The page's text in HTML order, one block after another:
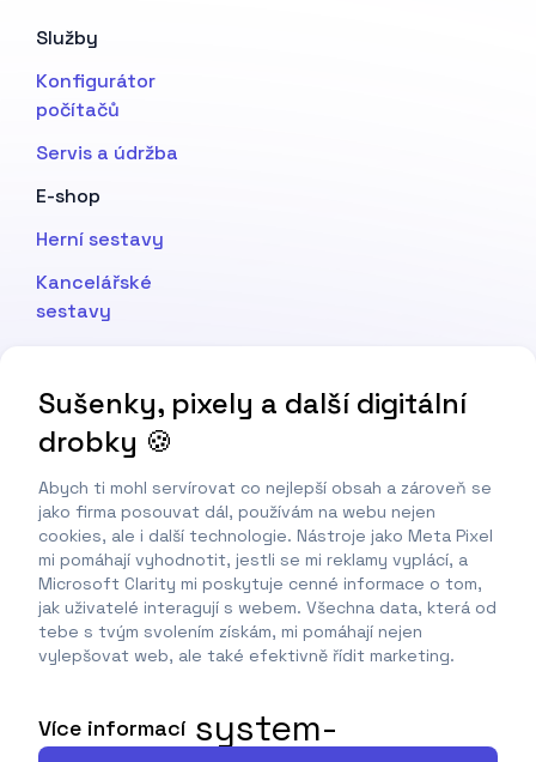
Služby
Konfigurátor
počítačů
Servis a údržba
E-shop
Herní sestavy
Kancelářské
sestavy
Podpora
Časté dotazy
Kontakt
Chatuj s Adamem
Reklamace
Sušenky, pixely a další digitální
drobky 🍪
Abych ti mohl servírovat co nejlepší obsah a zároveň se
jako firma posouvat dál, používám na webu nejen
cookies, ale i další technologie. Nástroje jako Meta Pixel
mi pomáhají vyhodnotit, jestli se mi reklamy vyplácí, a
Microsoft Clarity mi poskytuje cenné informace o tom,
jak uživatelé interagují s webem. Všechna data, která od
tebe s tvým svolením získám, mi pomáhají nejen
vylepšovat web, ale také efektivně řídit marketing.
Více informací system-